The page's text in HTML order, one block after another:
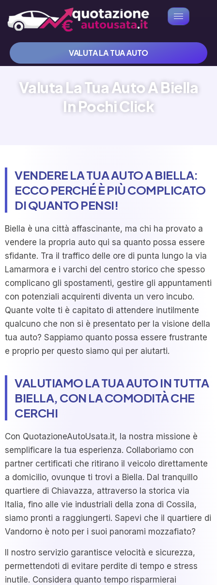
VALUTA LA TUA AUTO
Valuta La Tua Auto A Biella
In Pochi Click
VENDERE LA TUA AUTO A BIELLA:
ECCO PERCHÉ È PIÙ COMPLICATO
DI QUANTO PENSI!
Biella è una città affascinante, ma chi ha provato a
vendere la propria auto qui sa quanto possa essere
sfidante. Tra il traffico delle ore di punta lungo la via
Lamarmora e i varchi del centro storico che spesso
complicano gli spostamenti, gestire gli appuntamenti
con potenziali acquirenti diventa un vero incubo.
Quante volte ti è capitato di attendere inutilmente
qualcuno che non si è presentato per la visione della
tua auto? Sappiamo quanto possa essere frustrante
e proprio per questo siamo qui per aiutarti.
VALUTIAMO LA TUA AUTO IN TUTTA
BIELLA, CON LA COMODITÀ CHE
CERCHI
Con QuotazioneAutoUsata.it, la nostra missione è
semplificare la tua esperienza. Collaboriamo con
partner certificati che ritirano il veicolo direttamente
a domicilio, ovunque ti trovi a Biella. Dal tranquillo
quartiere di Chiavazza, attraverso la storica via
Italia, fino alle vie industriali della zona di Cossila,
siamo pronti a raggiungerti. Sapevi che il quartiere di
Vandorno è noto per i suoi panorami mozzafiato?
Il nostro servizio garantisce velocità e sicurezza,
permettendoti di evitare perdite di tempo e stress
inutile. Considera quanto tempo risparmierai